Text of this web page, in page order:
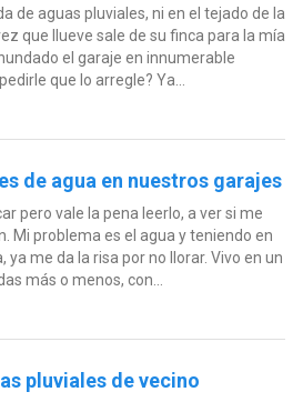
de aguas pluviales, ni en el tejado de la
que llueve sale de su finca para la mía
el garaje en innumerable
que lo arregle? Ya...
de agua en nuestros garajes
pero vale la pena leerlo, a ver si me
Mi problema es el agua y teniendo en
ya me da la risa por no llorar. Vivo en un
más o menos, con...
pluviales de vecino